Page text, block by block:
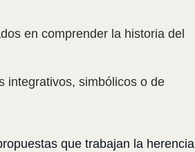
en comprender la historia del
integrativos, simbólicos o de
que trabajan la herencia